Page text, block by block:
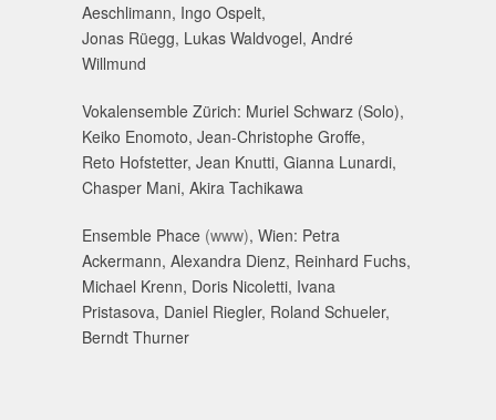
Aeschlimann, Ingo Ospelt,
Jonas Rüegg, Lukas Waldvogel, André
Willmund
Vokalensemble Zürich: Muriel Schwarz (Solo),
Keiko Enomoto, Jean-Christophe Groffe,
Reto Hofstetter, Jean Knutti, Gianna Lunardi,
Chasper Mani, Akira Tachikawa
Ensemble Phace (www), Wien: Petra
Ackermann, Alexandra Dienz, Reinhard Fuchs,
Michael Krenn, Doris Nicoletti, Ivana
Pristasova, Daniel Riegler, Roland Schueler,
Berndt Thurner